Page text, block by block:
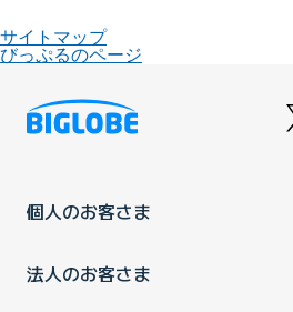
サイトマップ
びっぷるのページ
個人のお客さま
法人のお客さま